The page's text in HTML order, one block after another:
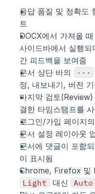
응답 품질 및 정확도
트
DOCX에서 가져올
사이드바에서 실행
간 피드백을 보여줌
문서 상단 바의
···
정, 내보내기, 버전
마지막 검토
결한 타임스탬프를
로그인/가입 페이지
문서 설정 레이아웃
문서에 댓글이 포함
이 표시됨
Light
대신 Auto